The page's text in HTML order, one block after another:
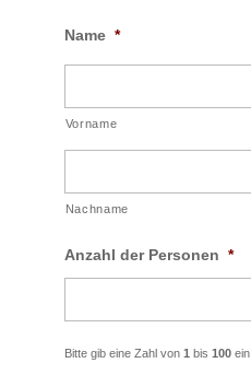
Name *
Vorname
Nachname
Anzahl der Personen *
Bitte gib eine Zahl von 1 bis 100ein.